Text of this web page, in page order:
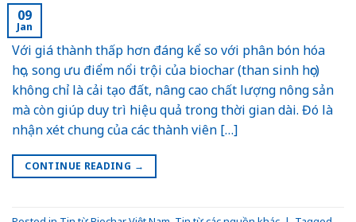
09
Jan
Với giá thành thấp hơn đáng kể so với phân bón hóa
học, song ưu điểm nổi trội của biochar (than sinh học)
không chỉ là cải tạo đất, nâng cao chất lượng nông sản
mà còn giúp duy trì hiệu quả trong thời gian dài. Đó là
nhận xét chung của các thành viên […]
CONTINUE READING →